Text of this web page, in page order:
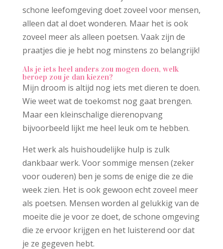
schone leefomgeving doet zoveel voor mensen,
alleen dat al doet wonderen. Maar het is ook
zoveel meer als alleen poetsen. Vaak zijn de
praatjes die je hebt nog minstens zo belangrijk!
Als je iets heel anders zou mogen doen, welk
beroep zou je dan kiezen?
Mijn droom is altijd nog iets met dieren te doen.
Wie weet wat de toekomst nog gaat brengen.
Maar een kleinschalige dierenopvang
bijvoorbeeld lijkt me heel leuk om te hebben.
Het werk als huishoudelijke hulp is zulk
dankbaar werk. Voor sommige mensen (zeker
voor ouderen) ben je soms de enige die ze die
week zien. Het is ook gewoon echt zoveel meer
als poetsen. Mensen worden al gelukkig van de
moeite die je voor ze doet, de schone omgeving
die ze ervoor krijgen en het luisterend oor dat
je ze gegeven hebt.